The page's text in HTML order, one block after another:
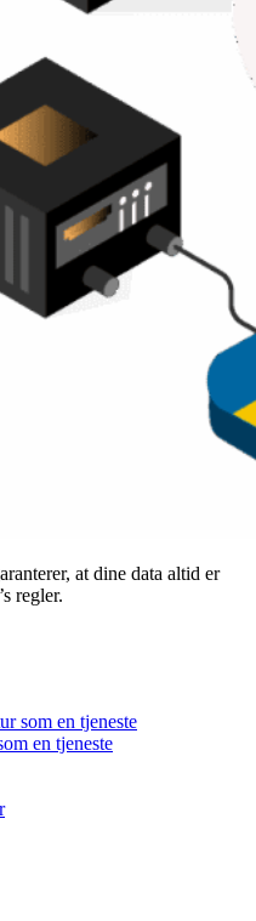
at dine data altid er
regler.
som en tjeneste
en tjeneste